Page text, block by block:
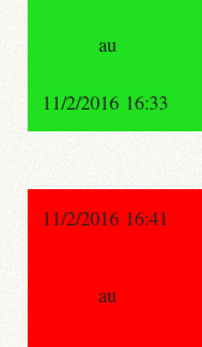
au
11/2/2016 16:33
11/2/2016 16:41
au